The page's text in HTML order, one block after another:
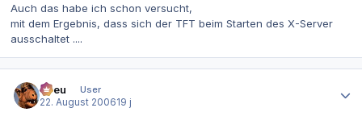
Auch das habe ich schon versucht,
mit dem Ergebnis, dass sich der TFT beim Starten des X-Server
ausschaltet ....
etreu
User
22. August 200619 j